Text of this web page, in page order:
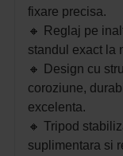
fixare precisa.
🔸
Reglaj pe
standul exact la
🔸
Design cu
coroziune,
excelenta.
🔸 Tripod
suplimentara si